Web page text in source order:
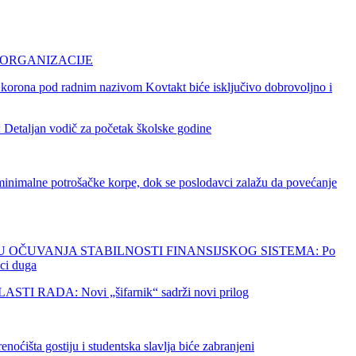
pod radnim nazivom Kovtakt biće isključivo dobrovoljno i
vodič za početak školske godine
potrošačke korpe, dok se poslodavci zalažu da povećanje
STABILNOSTI FINANSIJSKOG SISTEMA: Po
duga
RADA: Novi „šifarnik“ sadrži novi prilog
gostiju i studentska slavlja biće zabranjeni